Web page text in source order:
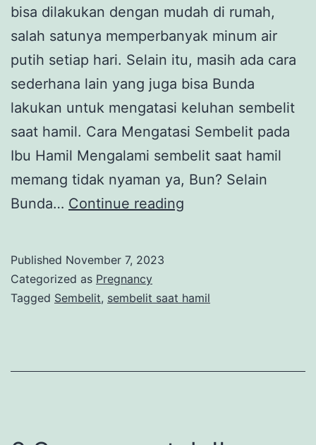
bisa dilakukan dengan mudah di rumah,
salah satunya memperbanyak minum air
putih setiap hari. Selain itu, masih ada cara
sederhana lain yang juga bisa Bunda
lakukan untuk mengatasi keluhan sembelit
saat hamil. Cara Mengatasi Sembelit pada
Ibu Hamil Mengalami sembelit saat hamil
memang tidak nyaman ya, Bun? Selain
Bunda… Continue reading
Ibu
Mudah
Published November 7, 2023
Categorized as Pregnancy
Tagged Sembelit, sembelit saat hamil